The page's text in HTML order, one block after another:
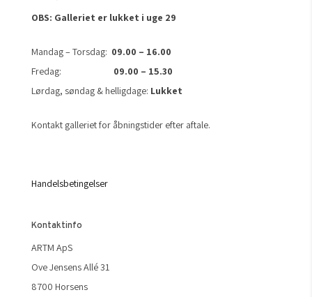
OBS: Galleriet er lukket i uge 29
Mandag – Torsdag: 09.00 – 16.00
Fredag: 09.00 – 15.30
Lørdag, søndag & helligdage: Lukket
Kontakt galleriet for åbningstider efter aftale.
Handelsbetingelser
Kontaktinfo
ARTM ApS
Ove Jensens Allé 31
8700 Horsens